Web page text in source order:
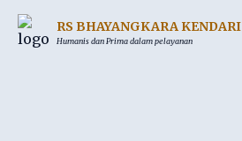
RS BHAYANGKARA KENDARI
Humanis dan Prima dalam pelayanan